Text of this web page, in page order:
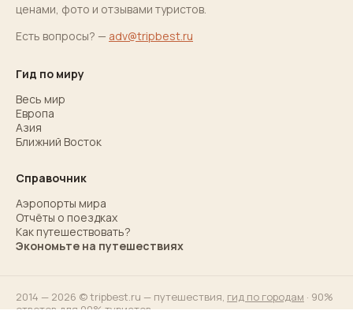
ценами, фото и отзывами туристов.
Есть вопросы? — adv@tripbest.ru
Гид по миру
Весь мир
Европа
Азия
Ближний Восток
Справочник
Аэропорты мира
Отчёты о поездках
Как путешествовать?
Экономьте на путешествиях
2014 — 2026 © tripbest.ru — путешествия, гид по городам · 90%
ответов для 90% туристов